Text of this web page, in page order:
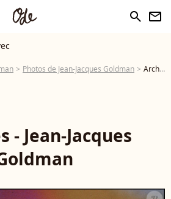
search newsletter
Photos de Jean-Jacques Goldman Archives - Jean-Jacques Goldman - Photo
- Jean-Jacques